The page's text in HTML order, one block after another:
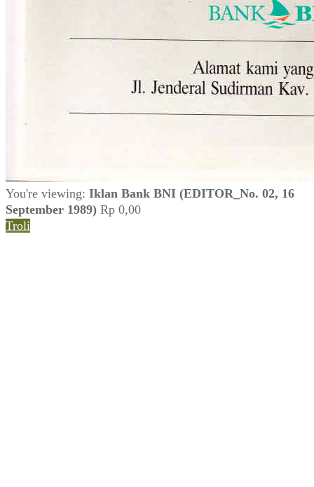
You're viewing: Iklan Bank BNI (EDITOR_No. 02, 16
September 1989) Rp 0,00
Troli